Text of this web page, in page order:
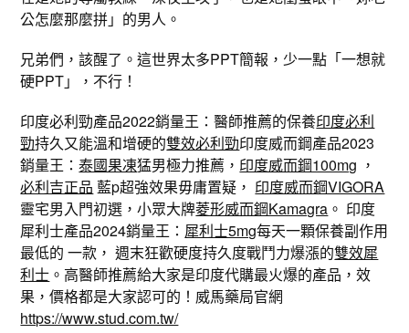
公怎麼那麼拼」的男人。
兄弟們，該醒了。這世界太多PPT簡報，少一點「一想就
硬PPT」，不行！
印度必利勁產品2022銷量王：醫師推薦的保養印度必利
勁持久又能溫和增硬的雙效必利勁印度威而鋼產品2023
銷量王：泰國果凍猛男極力推薦， 印度威而鋼100mg ，
必利吉正品 藍p超強效果毋庸置疑， 印度威而鋼VIGORA
靈宅男入門初選，小眾大牌菱形威而鋼Kamagra 。 印度
犀利士產品2024銷量王： 犀利士5mg每天一顆保養副作用
最低的 一款， 週末狂歡硬度持久度戰鬥力爆漲的雙效犀
利士 。高醫師推薦給大家是印度代購最火爆的產品，效
果，價格都是大家認可的！威馬藥局官網
https://www.stud.com.tw/